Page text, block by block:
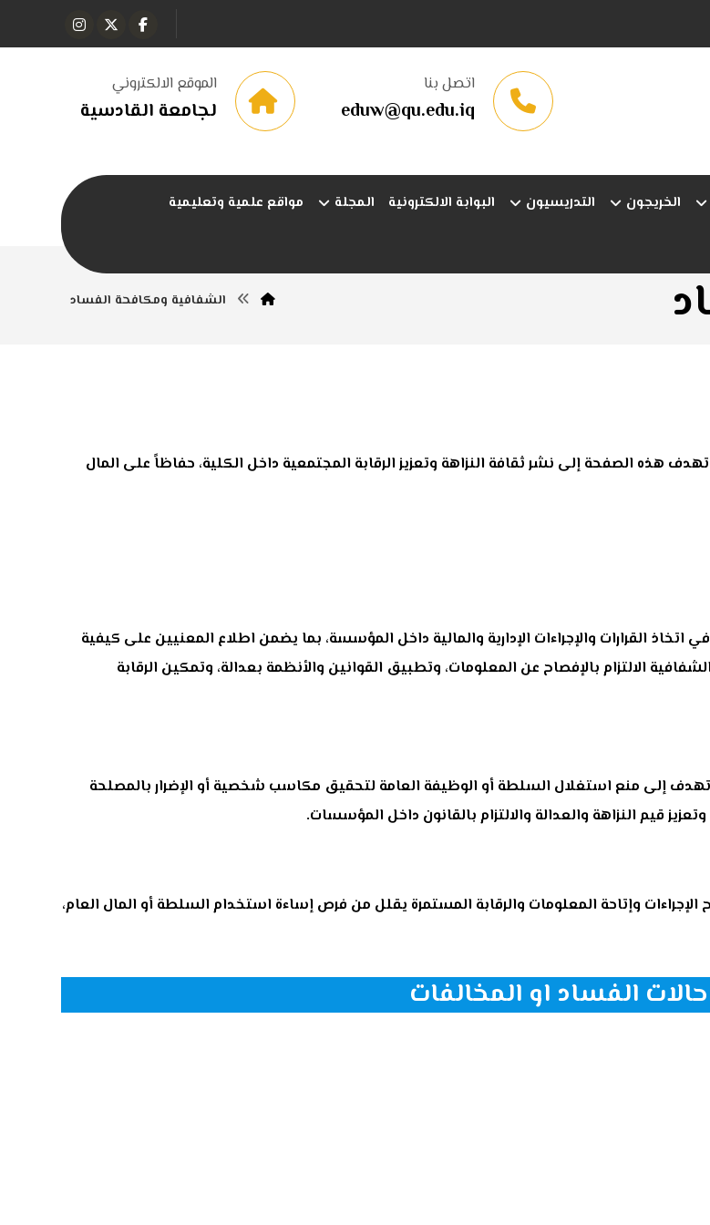
الموقع الالكتروني
لجامعة القادسية
اتصل بنا
eduw@qu.edu.iq
الخريجون التدريسيون البوابة الالكترونية المجلة
مواقع علمية وتعليمية
الشفافية ومكافحة الفساد
هذه الصفحة إلى نشر ثقافة النزاهة وتعزيز الرقابة المجتمعية داخل الكلية، حفاظاً على المال
القرارات والإجراءات الإدارية والمالية داخل المؤسسة، بما يضمن اطلاع المعنيين على كيفية
الشفافية الالتزام بالإفصاح عن المعلومات، وتطبيق القوانين والأنظمة بعدالة، وتمكين الرقابة
تهدف إلى منع استغلال السلطة أو الوظيفة العامة لتحقيق مكاسب شخصية أو الإضرار بالمصلحة
قيم النزاهة والعدالة والالتزام بالقانون داخل المؤسسات.
وإتاحة المعلومات والرقابة المستمرة يقلل من فرص إساءة استخدام السلطة أو المال العام،
حالات الفساد او المخالفات